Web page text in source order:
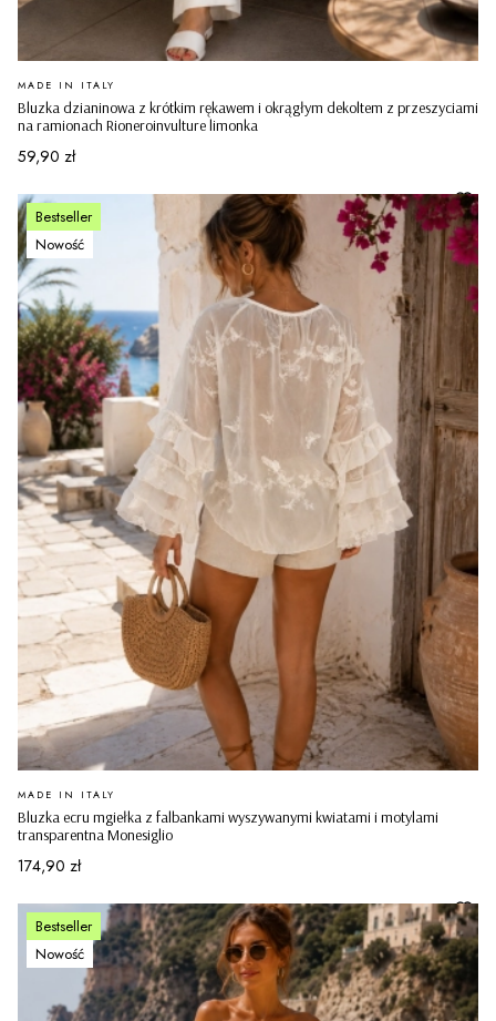
Bluzka dzianinowa z krótkim rękawem i okrągłym dekoltem z przeszyciami
na ramionach Rioneroinvulture limonka
PRODUCENT
MADE IN ITALY
Cena
59,90 zł
Bestseller
Nowość
Bluzka ecru mgiełka z falbankami wyszywanymi kwiatami i motylami
transparentna Monesiglio
PRODUCENT
MADE IN ITALY
Cena
174,90 zł
Bestseller
Nowość